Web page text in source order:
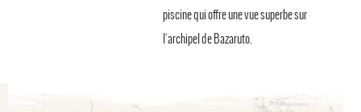
piscine qui offre une vue superbe sur
l'archipel de Bazaruto.